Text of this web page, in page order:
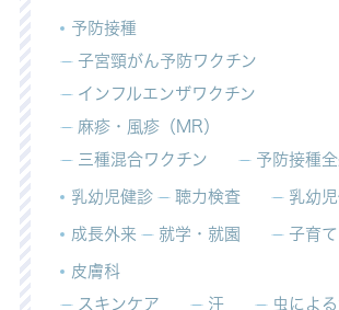
予防接種
子宮頸がん予防ワクチン
インフルエンザワクチン
麻疹・風疹（MR）
三種混合ワクチン
予防接種
乳幼児健診 聴力検査 乳幼
成長外来 就学・就園 子育て
皮膚科
スキンケア
汗
虫によ